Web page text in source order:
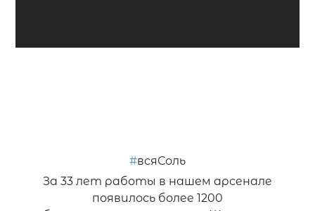
#всяСоль
За 33 лет работы в нашем арсенале
появилось более 1200